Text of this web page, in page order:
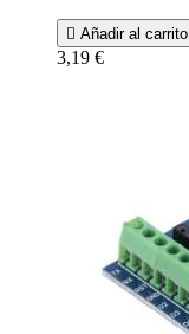
 Añadir al carrito
3,19 €